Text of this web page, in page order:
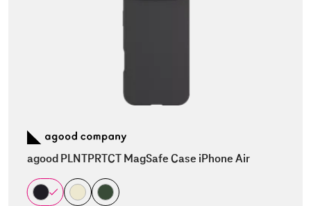
agood PLNTPRTCT MagSafe Case iPhone Air